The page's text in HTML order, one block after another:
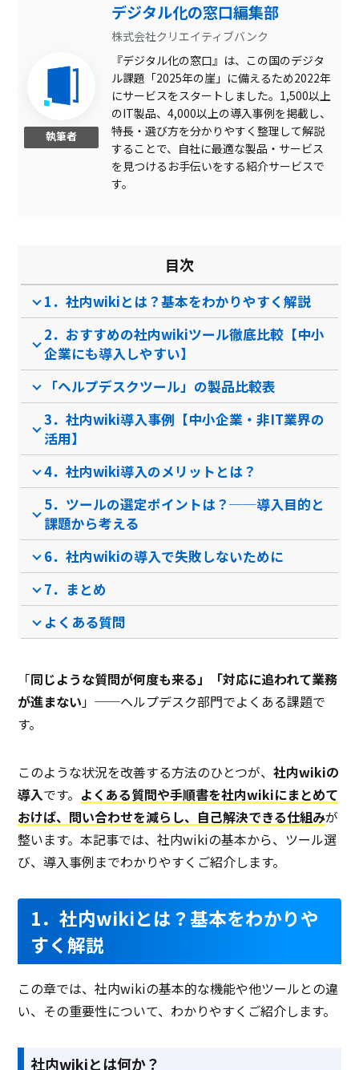
AI自動応答機能
API連携
製品名
ソフト種別
サポート
さっとFAQ
クラウド型ソフト
PCブラウザ
電話 / メール / チャット
FreeScout
クラウド型ソフト
電話 / メール / チャット
執筆者
デジタル化の窓口編集部
株式会社クリエイティブバンク
『デジタル化の窓口』は、この国のデジタ
ル課題「2025年の崖」に備えるため2022年
にサービスをスタートしました。1,500以上
のIT製品、4,000以上の導入事例を掲載し、
特長・選び方を分かりやすく整理して解説
することで、自社に最適な製品・サービス
を見つけるお手伝いをする紹介サービスで
す。
目次
1．社内wikiとは？基本をわかりやすく解説
2．おすすめの社内wikiツール徹底比較【中小
企業にも導入しやすい】
「ヘルプデスクツール」の製品比較表
3．社内wiki導入事例【中小企業・非IT業界の
活用】
4．社内wiki導入のメリットとは？
5．ツールの選定ポイントは？──導入目的と
課題から考える
6．社内wikiの導入で失敗しないために
7．まとめ
よくある質問
「同じような質問が何度も来る」「対応に追われて業務
が進まない」──ヘルプデスク部門でよくある課題で
す。
このような状況を改善する方法のひとつが、社内wikiの
導入です。 よくある質問や手順書を社内wikiにまとめて
おけば、問い合わせを減らし、自己解決できる仕組みが
整います。本記事では、社内wikiの基本から、ツール選
び、導入事例までわかりやすくご紹介します。
1．社内wikiとは？基本をわかりや
すく解説
この章では、社内wikiの基本的な機能や他ツールとの違
い、その重要性について、わかりやすくご紹介します。
社内wikiとは何か？